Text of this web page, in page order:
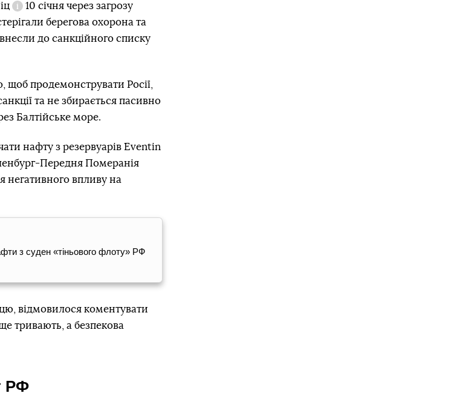
Довідка
10 січня через загрозу
берегова охорона та
до санкційного списку
продемонструвати Росії,
та не збирається пасивно
Балтійське море.
нафту з резервуарів Eventin
Передня Померанія
негативного впливу на
з суден «тіньового флоту» РФ
відмовилося коментувати
тривають, а безпекова
РФ